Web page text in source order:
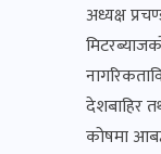
अध्यक्ष
देशबाहिर
कोषमा